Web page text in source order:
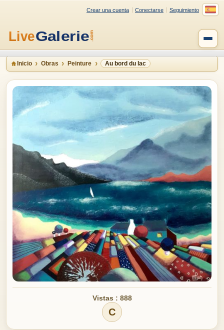
Crear una cuenta Conectarse Seguimiento
Inicio Obras Peinture Au bord du lac
Vistas : 888
C